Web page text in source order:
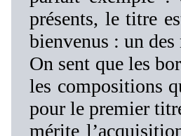
présents, le titre
bienvenus : un
On sent que les
les compositions
pour le premier
mérite